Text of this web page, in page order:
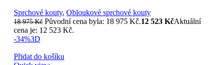
Sprchové kouty, Obloukové sprchové kouty
18 975Kč Původní cena byla: 18 975 Kč.12 523 KčAktuální
cena je: 12 523 Kč.
-34%3D
Přidat do košíku